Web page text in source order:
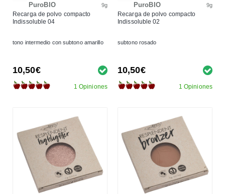
PuroBIO 9g
Recarga de polvo compacto
Indissoluble 04
tono intermedio con subtono amarillo
10,50€
1 Opiniones
PuroBIO 9g
Recarga de polvo compacto
Indissoluble 02
subtono rosado
10,50€
1 Opiniones